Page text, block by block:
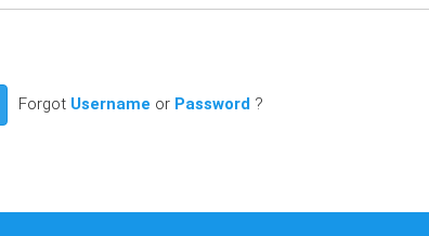
Forgot Username or Password?